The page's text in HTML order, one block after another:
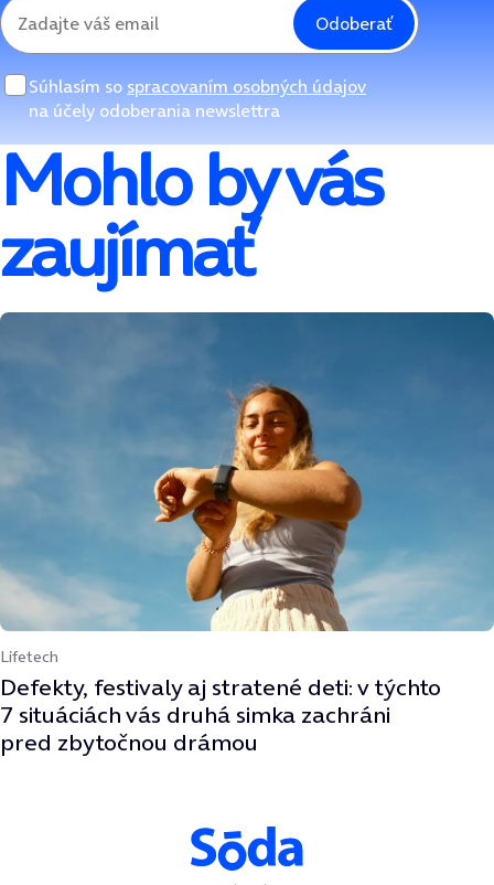
Odoberať
Súhlasím so spracovaním osobných údajov
na účely odoberania newslettra
Mohlo by vás
zaujímať
Lifetech
Defekty, festivaly aj stratené deti: v týchto
7 situáciách vás druhá simka zachráni
pred zbytočnou drámou